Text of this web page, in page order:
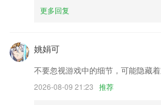
更多回复
姚娟可
不要忽视游戏中的细节，可能隐藏着
2026-08-09 21:23 推荐